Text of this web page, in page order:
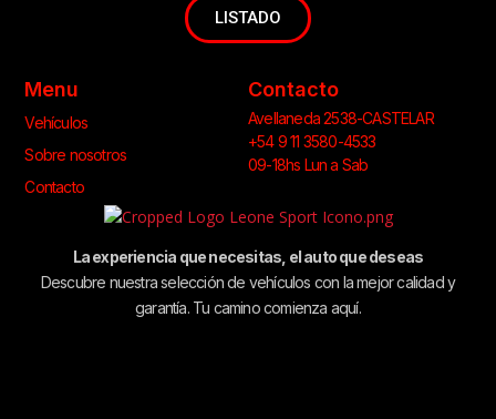
LISTADO
Menu
Vehículos
Sobre nosotros
Contacto
Contacto
Avellaneda 2538-CASTELAR
+54 9 11 3580-4533
09-18hs Lun a Sab
La experiencia que necesitas, el auto que deseas
Descubre nuestra selección de vehículos con la mejor calidad y
garantía. Tu camino comienza aquí.